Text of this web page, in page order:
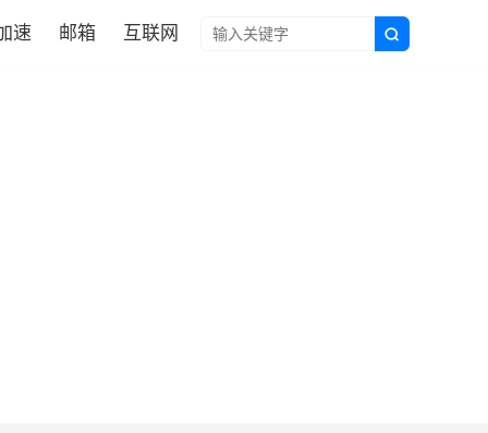

速 邮箱 互联网